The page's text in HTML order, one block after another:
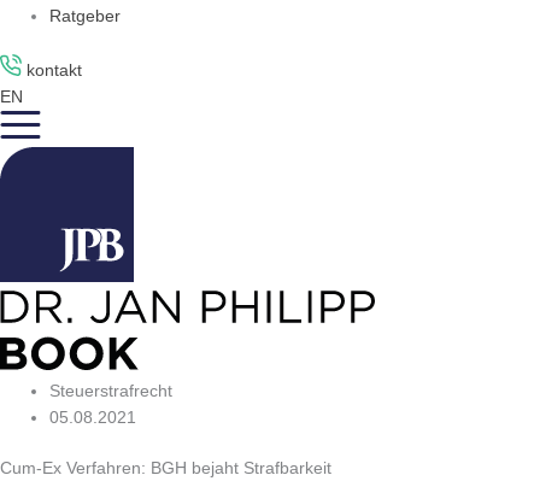
Ratgeber
kontakt
EN
Steuerstrafrecht
05.08.2021
Cum-Ex Verfahren: BGH bejaht Strafbarkeit